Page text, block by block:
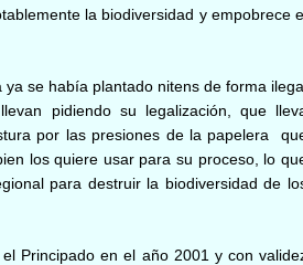
la biodiversidad y empobrece
se había plantado nitens de forma
pidiendo su legalización, que
por las presiones de la papelera
los quiere usar para su proceso, lo
para destruir la biodiversidad de
Principado en el año 2001 y con